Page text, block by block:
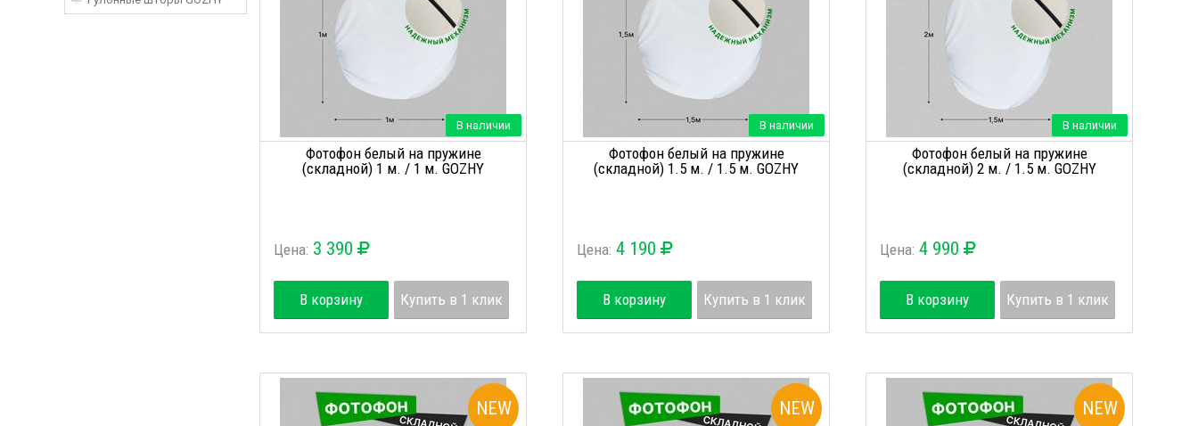
В наличии
Фотофон белый на пружине
(складной) 1 м. / 1 м. GOZHY
Цена: 3 390
В корзину Купить в 1 клик
В наличии
Фотофон белый на пружине
(складной) 1.5 м. / 1.5 м. GOZHY
Цена: 4 190
В корзину Купить в 1 клик
В наличии
Фотофон белый на пружине
(складной) 2 м. / 1.5 м. GOZHY
Цена: 4 990
В корзину Купить в 1 клик
NEW NEW NEW